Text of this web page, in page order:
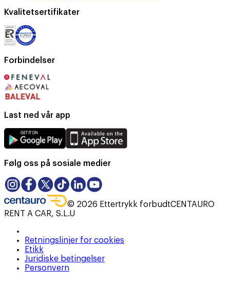
Kvalitetsertifikater
Forbindelser
Last ned vår app
Følg oss på sosiale medier
© 2026 Ettertrykk forbudtCENTAURO
RENT A CAR, S.L.U
Retningslinjer for cookies
Etikk
Juridiske betingelser
Personvern